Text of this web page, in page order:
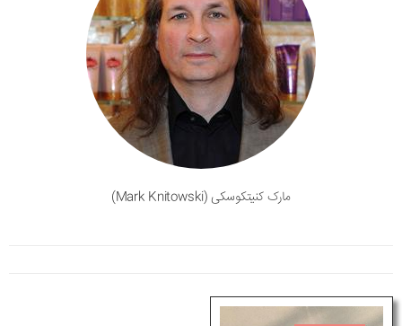
مارک کنیتکوسکی (Mark Knitowski)